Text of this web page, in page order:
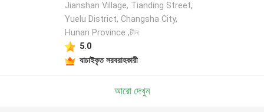
Jianshan Village, Tianding Street,
Yuelu District, Changsha City,
Hunan Province ,চীন
5.0
যাচাইকৃত সরবরাহকারী
আরো দেখুন